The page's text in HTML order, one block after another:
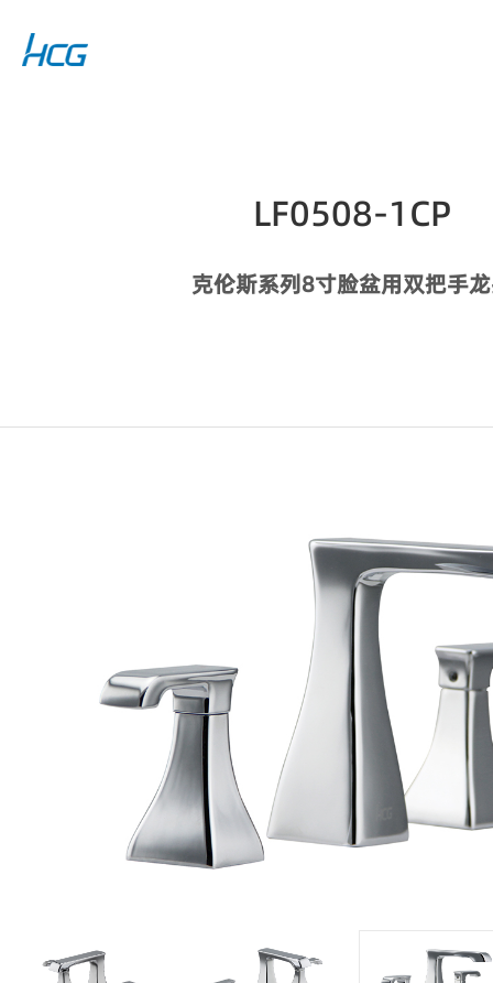
LF0508-1CP
克伦斯系列8寸脸盆用双把手